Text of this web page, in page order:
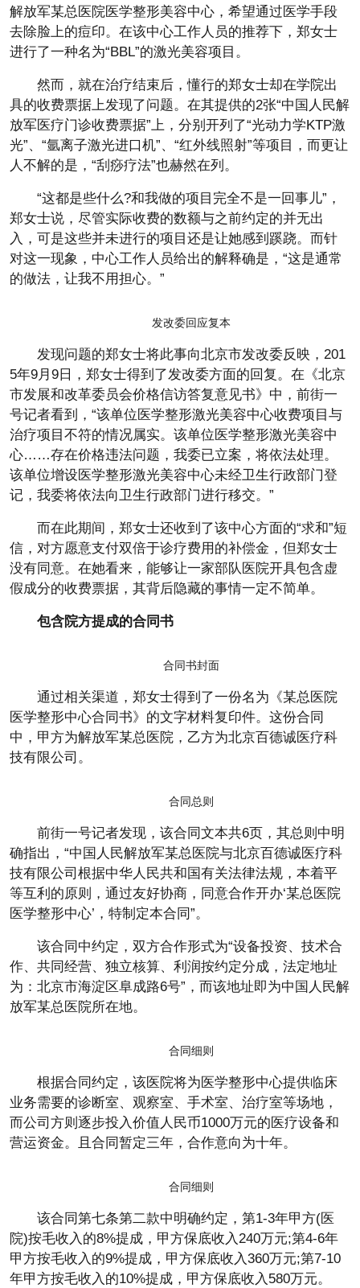
解放军某总医院医学整形美容中心，希望通过医学手段
去除脸上的痘印。在该中心工作人员的推荐下，郑女士
进行了一种名为“BBL”的激光美容项目。
然而，就在治疗结束后，懂行的郑女士却在学院出
具的收费票据上发现了问题。在其提供的2张“中国人民解
放军医疗门诊收费票据”上，分别开列了“光动力学KTP激
光”、“氩离子激光进口机”、“红外线照射”等项目，而更让
人不解的是，“刮痧疗法”也赫然在列。
“这都是些什么?和我做的项目完全不是一回事儿”，
郑女士说，尽管实际收费的数额与之前约定的并无出
入，可是这些并未进行的项目还是让她感到蹊跷。而针
对这一现象，中心工作人员给出的解释确是，“这是通常
的做法，让我不用担心。”
发改委回应复本
发现问题的郑女士将此事向北京市发改委反映，201
5年9月9日，郑女士得到了发改委方面的回复。在《北京
市发展和改革委员会价格信访答复意见书》中，前街一
号记者看到，“该单位医学整形激光美容中心收费项目与
治疗项目不符的情况属实。该单位医学整形激光美容中
心……存在价格违法问题，我委已立案，将依法处理。
该单位增设医学整形激光美容中心未经卫生行政部门登
记，我委将依法向卫生行政部门进行移交。”
而在此期间，郑女士还收到了该中心方面的“求和”短
信，对方愿意支付双倍于诊疗费用的补偿金，但郑女士
没有同意。在她看来，能够让一家部队医院开具包含虚
假成分的收费票据，其背后隐藏的事情一定不简单。
包含院方提成的合同书
合同书封面
通过相关渠道，郑女士得到了一份名为《某总医院
医学整形中心合同书》的文字材料复印件。这份合同
中，甲方为解放军某总医院，乙方为北京百德诚医疗科
技有限公司。
合同总则
前街一号记者发现，该合同文本共6页，其总则中明
确指出，“中国人民解放军某总医院与北京百德诚医疗科
技有限公司根据中华人民共和国有关法律法规，本着平
等互利的原则，通过友好协商，同意合作开办‘某总医院
医学整形中心’，特制定本合同”。
该合同中约定，双方合作形式为“设备投资、技术合
作、共同经营、独立核算、利润按约定分成，法定地址
为：北京市海淀区阜成路6号”，而该地址即为中国人民解
放军某总医院所在地。
合同细则
根据合同约定，该医院将为医学整形中心提供临床
业务需要的诊断室、观察室、手术室、治疗室等场地，
而公司方则逐步投入价值人民币1000万元的医疗设备和
营运资金。且合同暂定三年，合作意向为十年。
合同细则
该合同第七条第二款中明确约定，第1-3年甲方(医
院)按毛收入的8%提成，甲方保底收入240万元;第4-6年
甲方按毛收入的9%提成，甲方保底收入360万元;第7-10
年甲方按毛收入的10%提成，甲方保底收入580万元。